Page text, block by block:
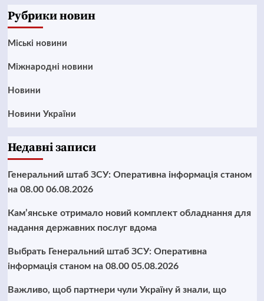
Рубрики новин
Mіські новини
Міжнародні новини
Новини
Новини України
Недавні записи
Генеральний штаб ЗСУ: Оперативна інформація станом
на 08.00 06.08.2026
Кам’янське отримало новий комплект обладнання для
надання державних послуг вдома
Выбрать Генеральний штаб ЗСУ: Оперативна
інформація станом на 08.00 05.08.2026
Важливо, щоб партнери чули Україну й знали, що